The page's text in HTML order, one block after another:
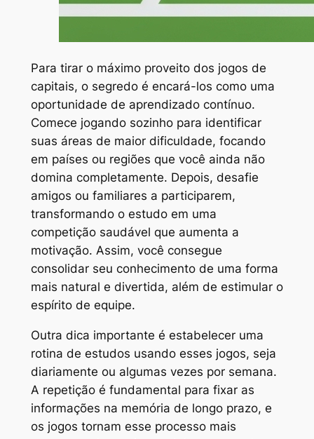
Para tirar o máximo proveito dos jogos de
capitais, o segredo é encará-los como uma
oportunidade de aprendizado contínuo.
Comece jogando sozinho para identificar
suas áreas de maior dificuldade, focando
em países ou regiões que você ainda não
domina completamente. Depois, desafie
amigos ou familiares a participarem,
transformando o estudo em uma
competição saudável que aumenta a
motivação. Assim, você consegue
consolidar seu conhecimento de uma forma
mais natural e divertida, além de estimular o
espírito de equipe.
Outra dica importante é estabelecer uma
rotina de estudos usando esses jogos, seja
diariamente ou algumas vezes por semana.
A repetição é fundamental para fixar as
informações na memória de longo prazo, e
os jogos tornam esse processo mais